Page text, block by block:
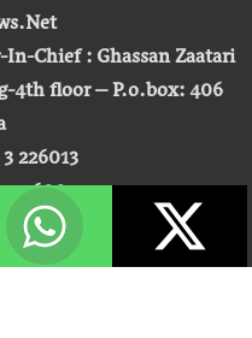
Chief : Ghassan Zaatari
4th floor – P.o.box: 406
226013
726007